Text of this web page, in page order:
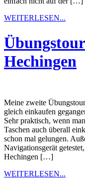
WEITERLESEN...
Hechingen
Meine zweite
gleich einkaufen
Sehr praktisch, wenn
Taschen auch überall
schon mal gelungen.
Navigationsgerät
Hechingen […]
WEITERLESEN...